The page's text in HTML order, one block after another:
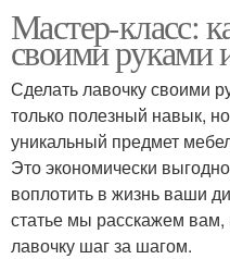
Мастер-класс:
своими руками
Сделать лавочку своими
только полезный навык,
уникальный предмет
Это экономически
воплотить в жизнь ваши
статье мы расскажем вам,
лавочку шаг за шагом.